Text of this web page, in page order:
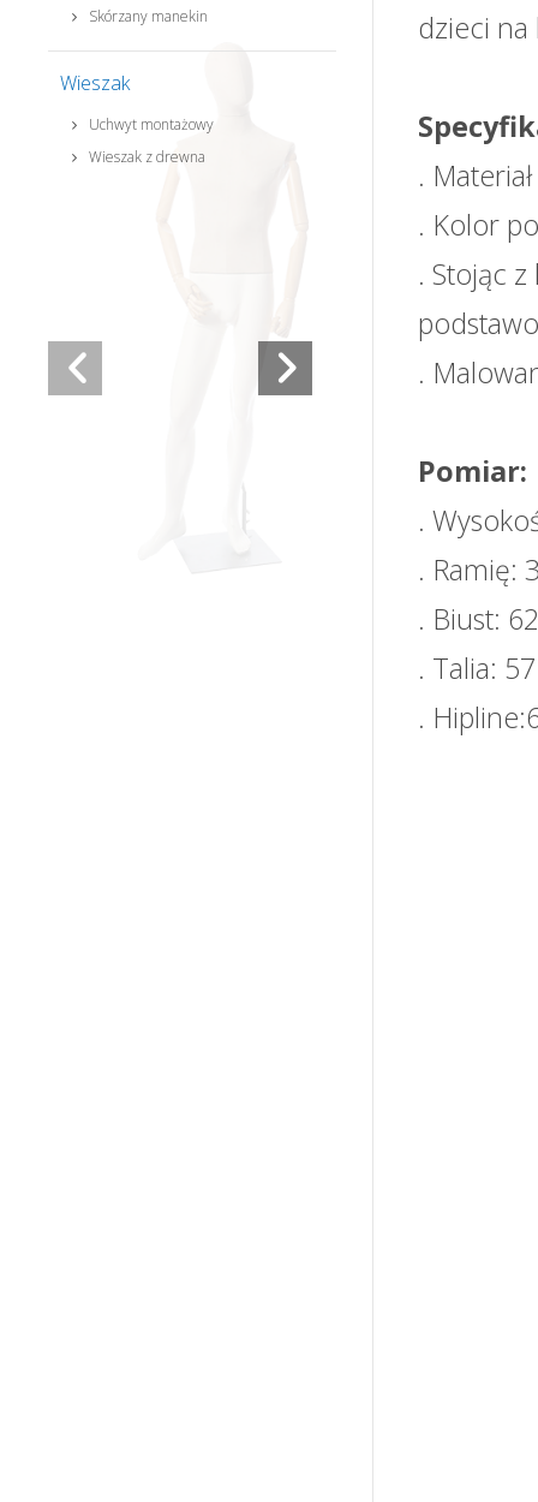
Skórzany manekin
Wieszak
Uchwyt montażowy
Wieszak z drewna
dzieci
.
. Kolor
. Stojąc
.
Pomiar:
.
. Ramię:
. Biust:
. Talia:
.